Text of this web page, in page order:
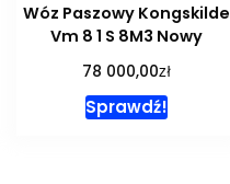
Wóz Paszowy Kongskilde
Vm 8 1 S 8M3 Nowy
78 000,00zł
Sprawdź!